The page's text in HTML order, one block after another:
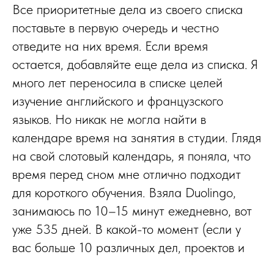
Все приоритетные дела из своего списка
поставьте в первую очередь и честно
отведите на них время. Если время
остается, добавляйте еще дела из списка. Я
много лет переносила в списке целей
изучение английского и французского
языков. Но никак не могла найти в
календаре время на занятия в студии. Глядя
на свой слотовый календарь, я поняла, что
время перед сном мне отлично подходит
для короткого обучения. Взяла Duolingo,
занимаюсь по 10–15 минут ежедневно, вот
уже 535 дней. В какой-то момент (если у
вас больше 10 различных дел, проектов и